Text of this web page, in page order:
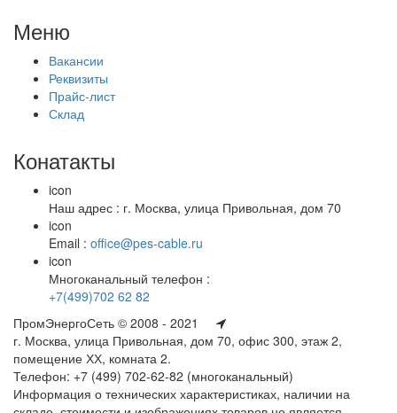
Меню
Вакансии
Реквизиты
Прайс-лист
Склад
Конатакты
icon
Наш адрес : г. Москва, улица Привольная, дом 70
icon
Email : office@pes-cable.ru
icon
Многоканальный телефон :
+7(499)702 62 82
ПромЭнергоСеть © 2008 - 2021
г. Москва, улица Привольная, дом 70, офис 300, этаж 2,
помещение ХХ, комната 2.
Телефон: +7 (499) 702-62-82 (многоканальный)
Информация о технических характеристиках, наличии на